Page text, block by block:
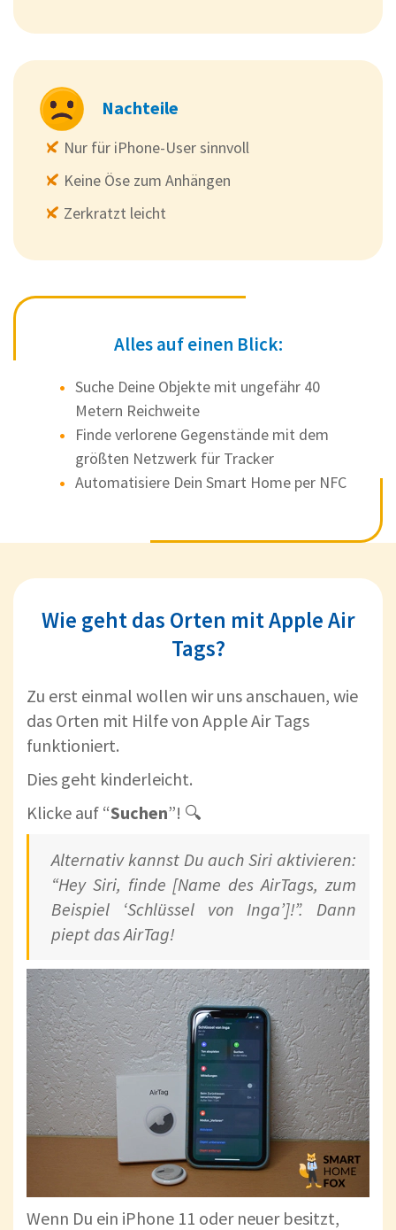
Nachteile
Nur für iPhone-User sinnvoll
Keine Öse zum Anhängen
Zerkratzt leicht
Alles auf einen Blick:
Suche Deine Objekte mit ungefähr 40
Metern Reichweite
Finde verlorene Gegenstände mit dem
größten Netzwerk für Tracker
Automatisiere Dein Smart Home per NFC
Wie geht das Orten mit Apple Air
Tags?
Zu erst einmal wollen wir uns anschauen, wie
das Orten mit Hilfe von Apple Air Tags
funktioniert.
Dies geht kinderleicht.
Klicke auf “Suchen”! 🔍
Alternativ kannst Du auch Siri aktivieren:
“Hey Siri, finde [Name des AirTags, zum
Beispiel ‘Schlüssel von Inga’]!”. Dann
piept das AirTag!
Wenn Du ein iPhone 11 oder neuer besitzt,